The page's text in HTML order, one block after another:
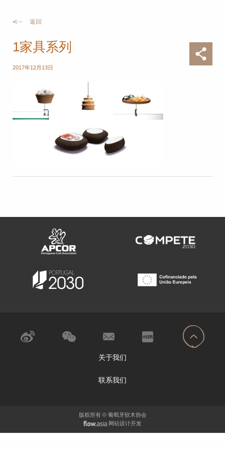
返回
1家具系列
2017年12月13日
关于我们
联系我们
版权所有 © 葡萄牙软木协会
网站设计开发